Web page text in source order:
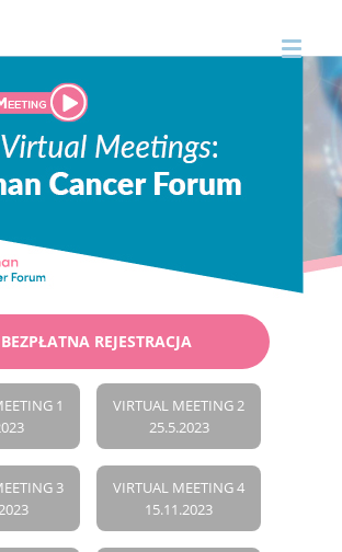
BEZPŁATNA REJESTRACJA
1
VIRTUAL MEETING 2
25.5.2023
3
VIRTUAL MEETING 4
15.11.2023